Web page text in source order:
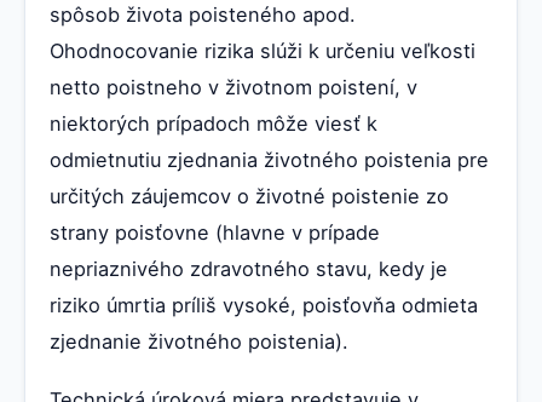
spôsob života poisteného apod.
Ohodnocovanie rizika slúži k určeniu veľkosti
netto poistneho v životnom poistení, v
niektorých prípadoch môže viesť k
odmietnutiu zjednania životného poistenia pre
určitých záujemcov o životné poistenie zo
strany poisťovne (hlavne v prípade
nepriaznivého zdravotného stavu, kedy je
riziko úmrtia príliš vysoké, poisťovňa odmieta
zjednanie životného poistenia).